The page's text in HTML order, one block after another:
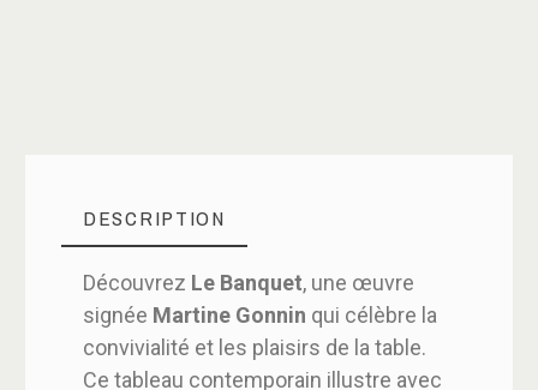
DESCRIPTION
Découvrez Le Banquet, une œuvre
signée Martine Gonnin qui célèbre la
convivialité et les plaisirs de la table.
Ce tableau contemporain illustre avec